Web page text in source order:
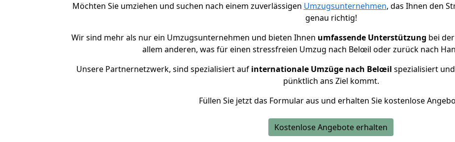
Möchten Sie umziehen und suchen nach einem zuverlässigen Umzugsunternehmen, das Ihnen den
genau richtig!
Wir sind mehr als nur ein Umzugsunternehmen und bieten Ihnen umfassende Unterstützung bei
allem anderen, was für einen stressfreien Umzug nach Belœil oder zurück nach
Unsere Partnernetzwerk, sind spezialisiert auf internationale Umzüge nach Belœil spezialisiert
pünktlich ans Ziel kommt.
Füllen Sie jetzt das Formular aus und erhalten Sie kostenlose
Kostenlose Angebote erhalten